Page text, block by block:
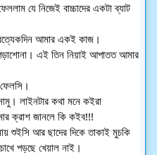
যে নিজেই বাচ্চাদের একটা ব্যাট
আমার একই কাজ।
এই তিন নিয়াই আপাতত আমার
লাইনটার কথা মনে কইরা
ক্রাশ জানলে কি কইব!!!
শুইসি আর ছাদের দিকে তাকাই মুচকি
পড়ছে খেয়াল নাই।